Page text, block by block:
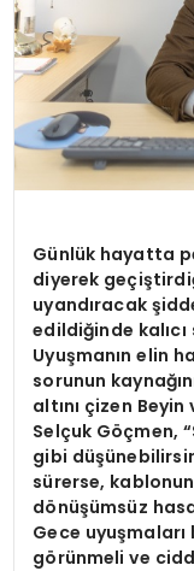
Günlük hayatta
diyerek
uyandıracak
edildiğinde
Uyuşmanın elin
sorunun
altını çizen
Selçuk Göçmen,
gibi
sürerse,
dönüşümsüz
Gece uyuşmaları
görünmeli ve